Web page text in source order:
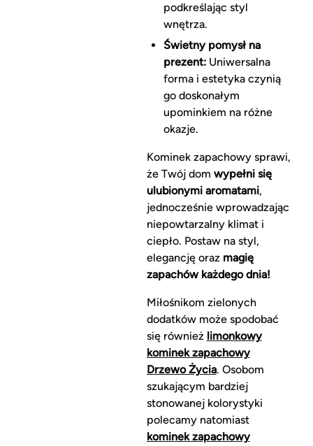
podkreślając styl
wnętrza.
Świetny pomysł na
prezent: Uniwersalna
forma i estetyka czynią
go doskonałym
upominkiem na różne
okazje.
Kominek zapachowy sprawi,
że Twój dom wypełni się
ulubionymi aromatami,
jednocześnie wprowadzając
niepowtarzalny klimat i
ciepło. Postaw na styl,
elegancję oraz magię
zapachów każdego dnia!
Miłośnikom zielonych
dodatków może spodobać
się również limonkowy
kominek zapachowy
Drzewo Życia. Osobom
szukającym bardziej
stonowanej kolorystyki
polecamy natomiast
kominek zapachowy